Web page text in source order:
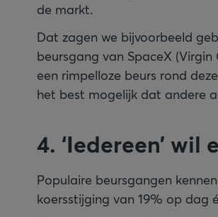
de markt.
Dat zagen we bijvoorbeeld
beursgang van SpaceX
een rimpelloze beurs rond
het best mogelijk dat andere
4. ‘Iedereen’
Populaire beursgangen
koersstijging van 19% op dag